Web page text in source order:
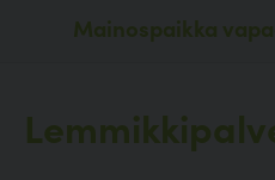
Mainospaikka